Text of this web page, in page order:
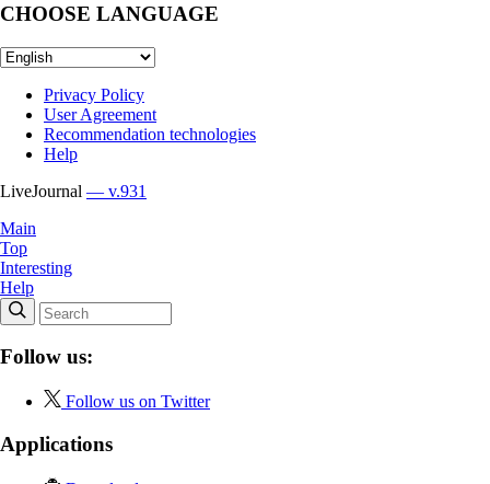
CHOOSE LANGUAGE
Privacy Policy
User Agreement
Recommendation technologies
Help
LiveJournal — v.931
Main
Top
Interesting
Help
Follow us:
Follow us on Twitter
Applications